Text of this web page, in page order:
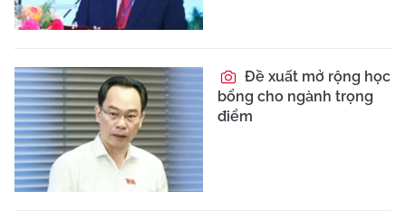
Đề xuất mở rộng học
bổng cho ngành trọng
điểm